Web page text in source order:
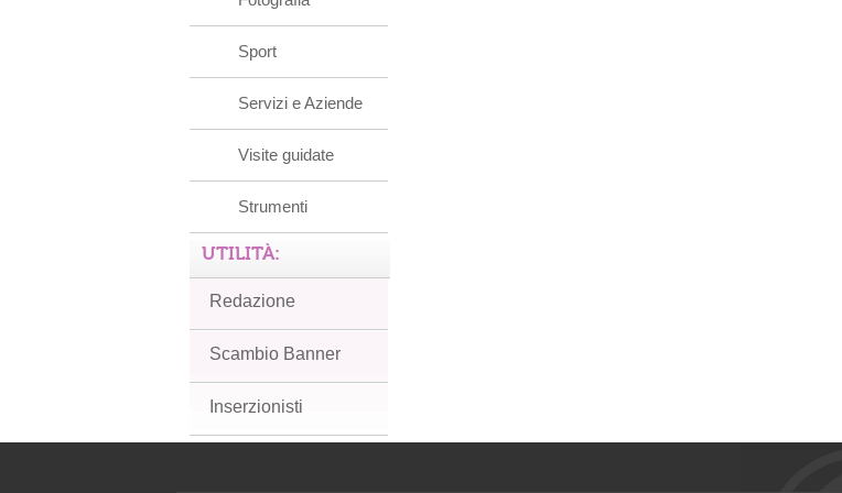
Sport
Servizi e Aziende
Visite guidate
Strumenti
UTILITÀ:
Redazione
Scambio Banner
Inserzionisti